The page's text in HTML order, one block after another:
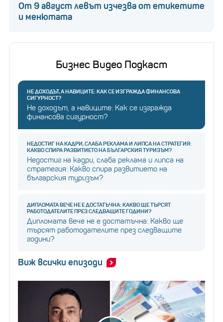
От 9 август левът изчезва от етикетите
и менютата
Бизнес Видео Подкаст
НЕ ДОХОДЪТ, А НАВИЦИТЕ: КАК СЕ ИЗГРАЖДА ФИНАНСОВА
СИГУРНОСТ?
Не доходът, а навиците: Как се изгражда
финансова сигурност?
НЕДОСТИГ НА КАДРИ, СЛАБА РЕКЛАМА И ЛИПСА НА СТРАТЕГИЯ:
КАКВО СПИРА РАЗВИТИЕТО НА БЪЛГАРСКИЯ ТУРИЗЪМ?
Недостиг на кадри, слаба реклама и липса на
стратегия: Какво спира развитието на
българския туризъм?
ДИПЛОМАТА ВЕЧЕ НЕ Е ДОСТАТЪЧНА: КАКВО ЩЕ ТЪРСЯТ
РАБОТОДАТЕЛИТЕ ПРЕЗ СЛЕДВАЩИТЕ ГОДИНИ?
Дипломата вече не е достатъчна: Какво ще
търсят работодателите през следващите
години?
Виж всички епизоди